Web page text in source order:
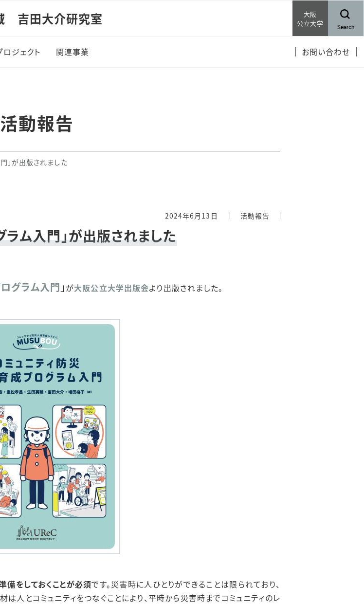
吉田大介研究室
大阪
公立大学
Search
ロジェクト
ドローン配送実験
関連事業 お問い合わせ
活動報告
」が出版されました
2024年6月13日 活動報告
ム入門」が出版されました
グラム入門 」 が大阪公立大学出版会より出版されました。
備をしておくことが必須です。災害時に人ひとりができることは限られており、
人とコミュニティをつなぐことにより、平時から災害時までコミュニティのレ